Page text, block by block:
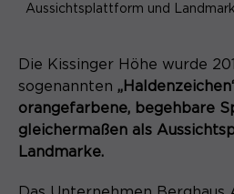
Aussichtsplattform und
Die Kissinger Höhe wurde
sogenannten
orangefarbene, begehbare
gleichermaßen als
Landmarke.